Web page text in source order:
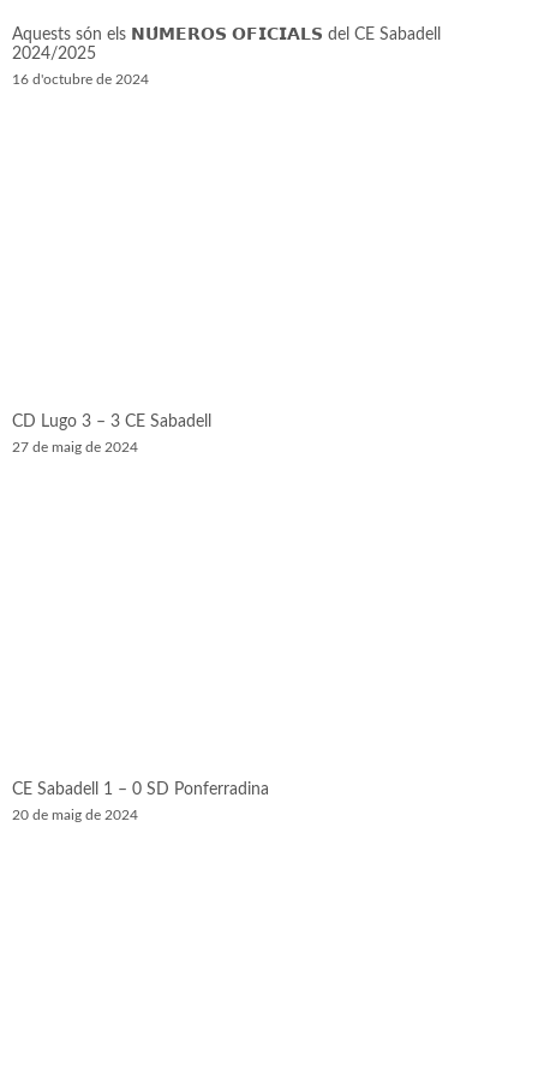
Aquests són els 𝗡𝗨́𝗠𝗘𝗥𝗢𝗦 𝗢𝗙𝗜𝗖𝗜𝗔𝗟𝗦 del CE Sabadell
2024/2025
16 d'octubre de 2024
CD Lugo 3 – 3 CE Sabadell
27 de maig de 2024
CE Sabadell 1 – 0 SD Ponferradina
20 de maig de 2024